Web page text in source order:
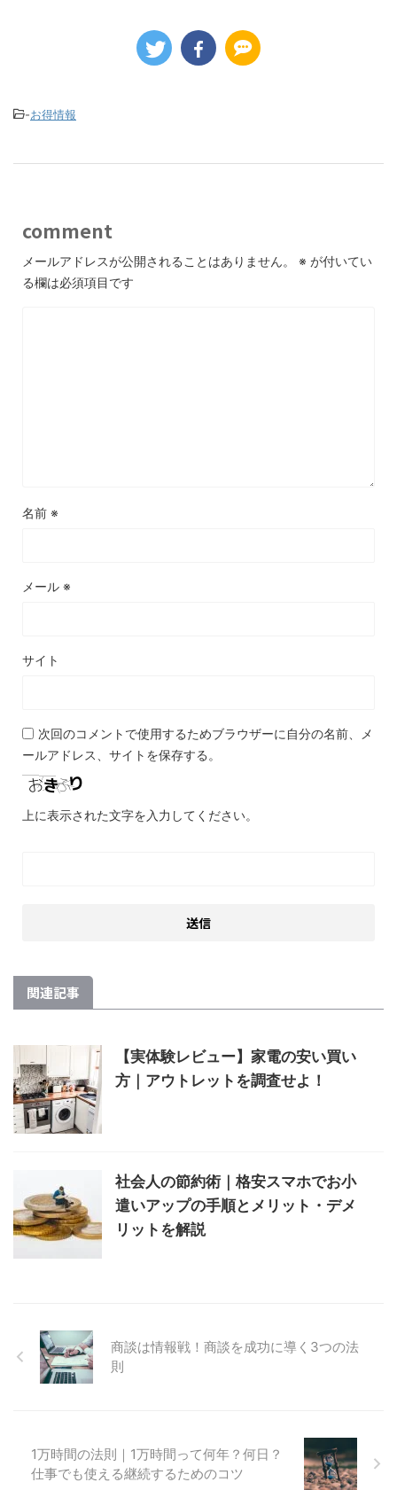
-お得情報
comment
メールアドレスが公開されることはありません。 ※ が付いてい
る欄は必須項目です
名前 ※
メール ※
サイト
次回のコメントで使用するためブラウザーに自分の名前、メ
ールアドレス、サイトを保存する。
上に表示された文字を入力してください。
関連記事
【実体験レビュー】家電の安い買い
方｜アウトレットを調査せよ！
社会人の節約術｜格安スマホでお小
遣いアップの手順とメリット・デメ
リットを解説
商談は情報戦！商談を成功に導く3つの法
則
1万時間の法則｜1万時間って何年？何日？
仕事でも使える継続するためのコツ